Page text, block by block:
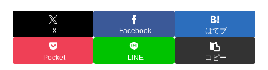
X Facebook はてブ
Pocket LINE コピー